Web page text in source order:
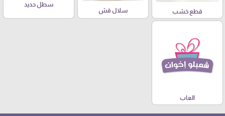
قطع خشب سلال قش
سطل حديد
العاب